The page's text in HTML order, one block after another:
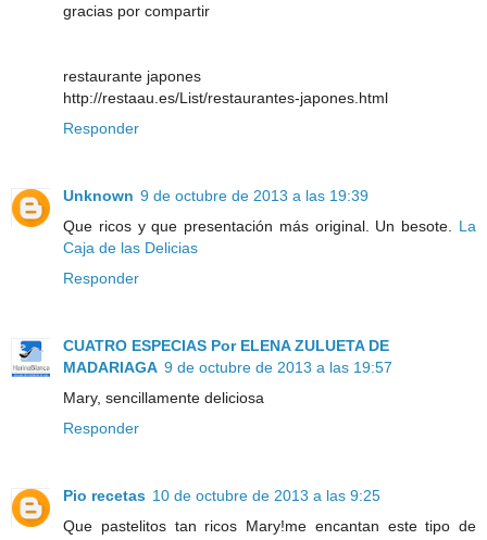
gracias por compartir
restaurante japones
http://restaau.es/List/restaurantes-japones.html
Responder
Unknown 9 de octubre de 2013 a las 19:39
Que ricos y que presentación más original. Un besote. La
Caja de las Delicias
Responder
CUATRO ESPECIAS Por ELENA ZULUETA DE
MADARIAGA 9 de octubre de 2013 a las 19:57
Mary, sencillamente deliciosa
Responder
Pio recetas 10 de octubre de 2013 a las 9:25
Que pastelitos tan ricos Mary!me encantan este tipo de